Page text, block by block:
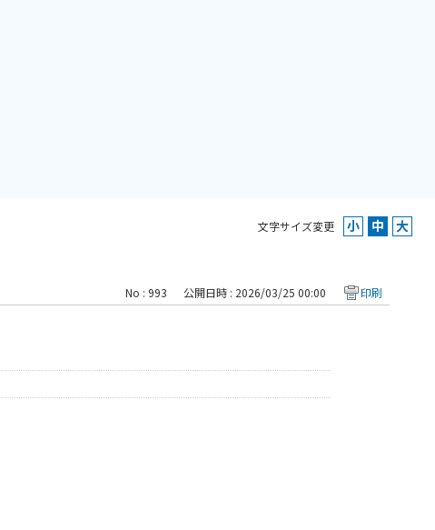
文字サイズ変更
No : 993 公開日時 : 2026/03/25 00:00 印刷